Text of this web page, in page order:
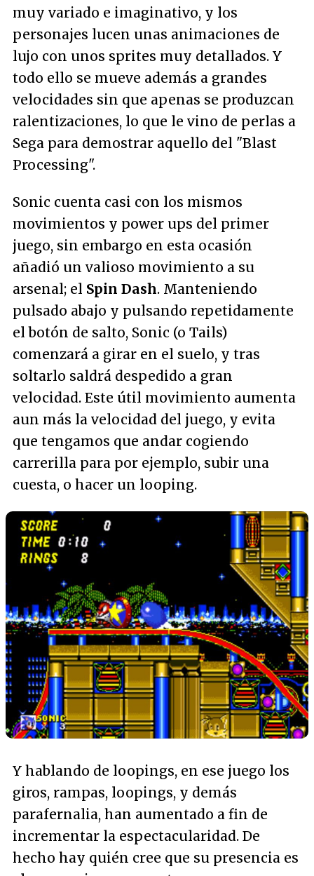
muy variado e imaginativo, y los
personajes lucen unas animaciones de
lujo con unos sprites muy detallados. Y
todo ello se mueve además a grandes
velocidades sin que apenas se produzcan
ralentizaciones, lo que le vino de perlas a
Sega para demostrar aquello del "Blast
Processing".
Sonic cuenta casi con los mismos
movimientos y power ups del primer
juego, sin embargo en esta ocasión
añadió un valioso movimiento a su
arsenal; el Spin Dash. Manteniendo
pulsado abajo y pulsando repetidamente
el botón de salto, Sonic (o Tails)
comenzará a girar en el suelo, y tras
soltarlo saldrá despedido a gran
velocidad. Este útil movimiento aumenta
aun más la velocidad del juego, y evita
que tengamos que andar cogiendo
carrerilla para por ejemplo, subir una
cuesta, o hacer un looping.
Y hablando de loopings, en ese juego los
giros, rampas, loopings, y demás
parafernalia, han aumentado a fin de
incrementar la espectacularidad. De
hecho hay quién cree que su presencia es